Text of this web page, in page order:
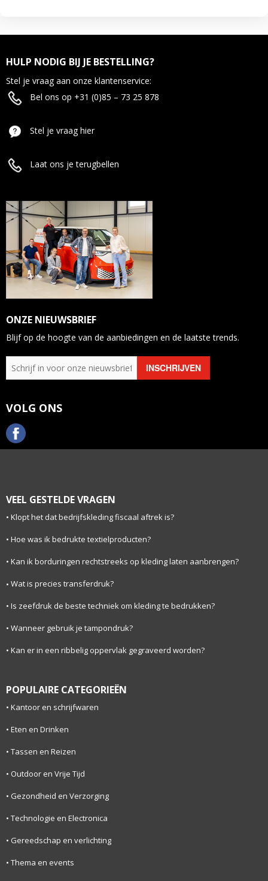
HULP NODIG BIJ JE BESTELLING?
Stel je vraag aan onze klantenservice:
Bel ons op +31 (0)85 – 73 25 878
Stel je vraag hier
Laat ons je terugbellen
ONZE NIEUWSBRIEF
Blijf op de hoogte van de aanbiedingen en de laatste trends.
VOLG ONS
VEEL GESTELDE VRAGEN
Klopt het dat bedrijfskleding fiscaal aftrek is?
Hoe was ik bedrukte textielproducten?
Kan ik borduringen rechtstreeks op kleding laten aanbrengen?
Wat is precies transferdruk?
Is zeefdruk de beste techniek om kleding te bedrukken?
Wanneer gebruik je tampondruk?
Kan er in een ribbelig oppervlak gegraveerd worden?
POPULAIRE CATEGORIEËN
Kantoor en schrijfwaren
Eten en Drinken
Tassen en Reizen
Outdoor en Vrije Tijd
Gezondheid en Verzorging
Technologie en Electronica
Gereedschap en verlichting
Thema en events